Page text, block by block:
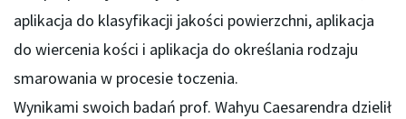
aplikacja do klasyfikacji jakości powierzchni, aplikacja
do wiercenia kości i aplikacja do określania rodzaju
smarowania w procesie toczenia.
Wynikami swoich badań prof. Wahyu Caesarendra dzielił